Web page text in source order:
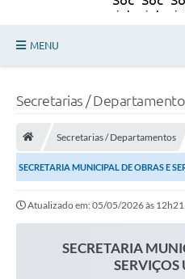
MENU
Editais
CAPINA ECOLÓGICA
Listas de Espera - Unidade Básica
Secretarias /
Secretarias / Departamentos
SECRETARIA MUNICIPAL DE OBRAS E
Atualizado em: 05/05/2026 às 12h21
SECRETARIA
SERVIÇOS